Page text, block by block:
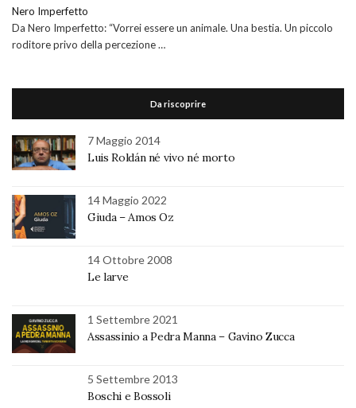
Nero Imperfetto
Da Nero Imperfetto: “Vorrei essere un animale. Una bestia. Un piccolo
roditore privo della percezione …
Da riscoprire
7 Maggio 2014
Luis Roldán né vivo né morto
14 Maggio 2022
Giuda – Amos Oz
14 Ottobre 2008
Le larve
1 Settembre 2021
Assassinio a Pedra Manna – Gavino Zucca
5 Settembre 2013
Boschi e Bossoli